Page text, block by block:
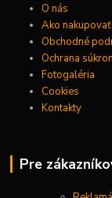
O nás
Ako nakupovať
Obchodné
Ochrana
Fotogaléria
Cookies
Kontakty
Pre